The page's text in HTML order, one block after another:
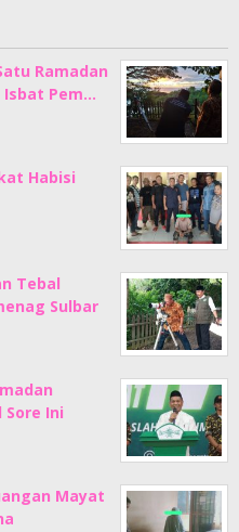
Ramadan
Isbat Pem…
Habisi
Tebal
Sulbar
Ini
Mayat